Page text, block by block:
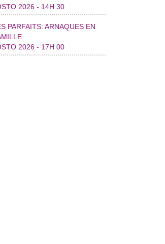
2026 - 14H 30
PARFAITS: ARNAQUES EN
2026 - 17H 00